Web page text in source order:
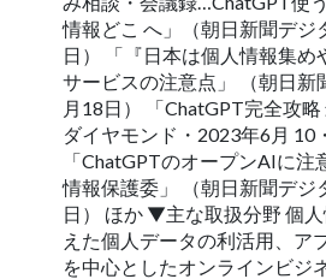
情報どこ へ」（朝日新聞デジ
日） 「『日本は個人情報集め
サービスの注意点」 （朝日新
月18日） 「ChatGPT完全攻
ダイヤモンド・2023年6月 10
「ChatGPTのオープンAIに注
情報保護委」 （朝日新聞デジ
日） ほか ▼主な取扱分野 個
えた個人データの利活用、ア
を中心としたオンラインビジ